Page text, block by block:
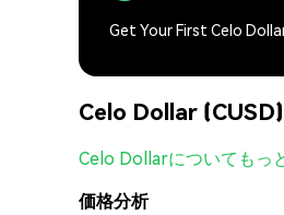
Get Your First Celo
Celo Dollar
Celo Dollarについてもっ
価格分析